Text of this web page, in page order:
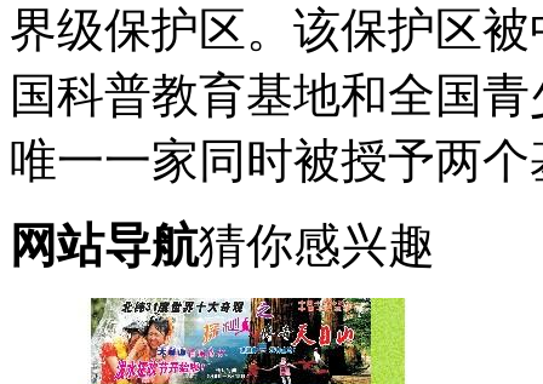
界级保护区。该保护区
国科普教育基地和全国
唯一一家同时被授予两
网站导航猜你感兴趣